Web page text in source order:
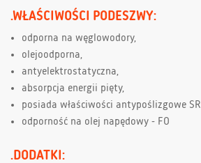
.WŁAŚCIWOŚCI PODESZWY:
odporna na węglowodory,
olejoodporna,
antyelektrostatyczna,
absorpcja energii pięty,
posiada właściwości antypoślizgowe SR
odporność na olej napędowy - FO
.DODATKI: